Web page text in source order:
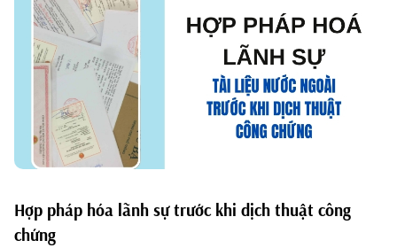
Hợp pháp hóa lãnh sự trước khi dịch thuật công
chứng